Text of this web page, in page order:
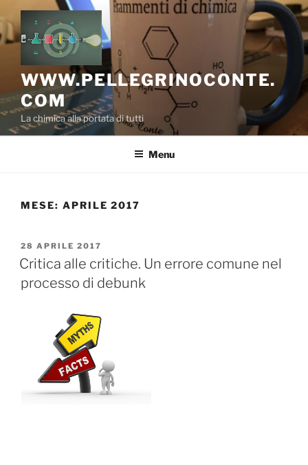
Salta
al
contenuto
WWW.PELLEGRINOCONTE.
COM
La chimica alla portata di tutti
Menu
MESE: APRILE 2017
PUBBLICATO
IL
28 APRILE 2017
Critica alle critiche. Un errore comune nel
processo di debunk